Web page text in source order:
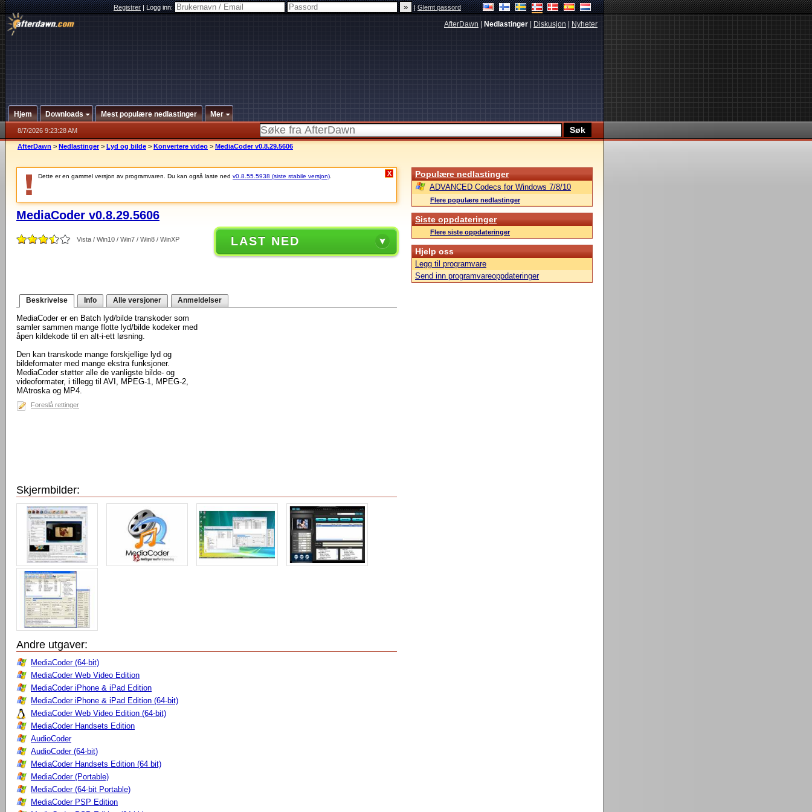
Registrer|Logg inn: |Glemt passord
AfterDawn Nedlastinger Diskusjon Nyheter
Hjem Downloads Mest populære nedlastinger Mer
8/7/2026 9:23:28 AM
AfterDawn > Nedlastinger > Lyd og bilde > Konvertere video > MediaCoder v0.8.29.5606
Dette er en gammel versjon av programvaren. Du kan også laste ned v0.8.55.5938 (siste stabile versjon) X
MediaCoder v0.8.29.5606
Vista / Win10 / Win7 / Win8 / WinXP LAST NED
Beskrivelse Info Alle versjoner Anmeldelser
MediaCoder er en Batch lyd/bilde transkoder som
samler sammen mange flotte lyd/bilde kodeker med
åpen kildekode til en alt-i-ett løsning.
Den kan transkode mange forskjellige lyd og
bildeformater med mange ekstra funksjoner.
MediaCoder støtter alle de vanligste bilde- og
videoformater, i tillegg til AVI, MPEG-1, MPEG-2,
MAtroska og MP4.
Foreslå rettinger
Skjermbilder:
Andre utgaver:
MediaCoder (64-bit)
MediaCoder Web Video Edition
MediaCoder iPhone & iPad Edition
MediaCoder iPhone & iPad Edition (64-bit)
MediaCoder Web Video Edition (64-bit)
MediaCoder Handsets Edition
AudioCoder
AudioCoder (64-bit)
MediaCoder Handsets Edition (64 bit)
MediaCoder (Portable)
MediaCoder (64-bit Portable)
MediaCoder PSP Edition
Populære nedlastinger
ADVANCED Codecs for Windows 7/8/10
Flere populære nedlastinger
Siste oppdateringer
Flere siste oppdateringer
Hjelp oss
Legg til programvare
Send inn programvareoppdateringer